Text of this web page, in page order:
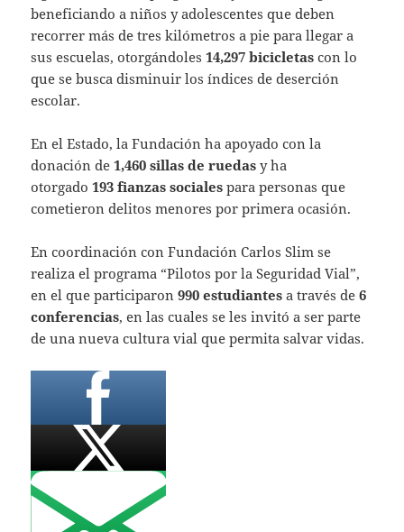
beneficiando a niños y adolescentes que deben
recorrer más de tres kilómetros a pie para llegar a
sus escuelas, otorgándoles14,297 bicicletas con lo
que se busca disminuir los índices de deserción
escolar.
En el Estado, la Fundación ha apoyado con la
donación de1,460 sillas de ruedas y ha
otorgado193 fianzas sociales para personas que
cometieron delitos menores por primera ocasión.
En coordinación con Fundación Carlos Slim se
realiza el programa “Pilotos por la Seguridad Vial”,
en el que participaron990 estudiantes a través de6
conferencias, en las cuales se les invitó a ser parte
de una nueva cultura vial que permita salvar vidas.